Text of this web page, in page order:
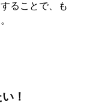
ることで、も
！